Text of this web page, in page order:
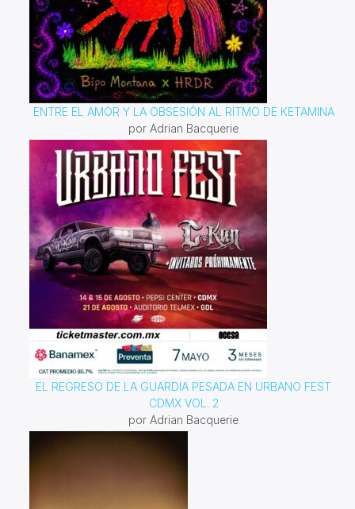
ENTRE EL AMOR Y LA OBSESIÓN AL RITMO DE KETAMINA
por Adrian Bacquerie
EL REGRESO DE LA GUARDIA PESADA EN URBANO FEST
CDMX VOL. 2
por Adrian Bacquerie